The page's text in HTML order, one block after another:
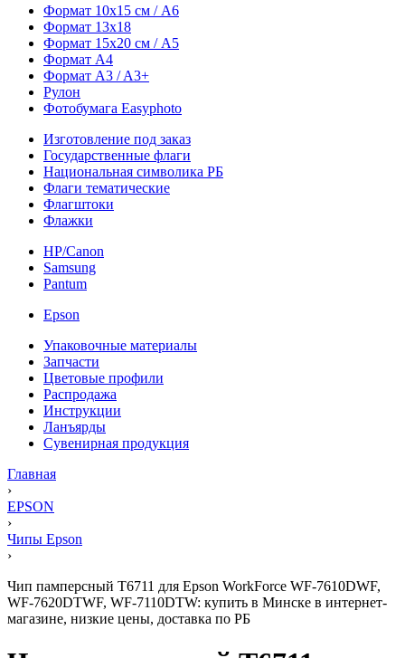
Формат 10х15 см / A6
Формат 13х18
Формат 15х20 см / A5
Формат А4
Формат A3 / A3+
Рулон
Фотобумага Easyphoto
Изготовление под заказ
Государственные флаги
Национальная символика РБ
Флаги тематические
Флагштоки
Флажки
HP/Canon
Samsung
Pantum
Epson
Упаковочные материалы
Запчасти
Цветовые профили
Распродажа
Инструкции
Ланъярды
Сувенирная продукция
Главная
›
EPSON
›
Чипы Epson
›
Чип памперсный T6711 для Epson WorkForce WF-7610DWF,
WF-7620DTWF, WF-7110DTW: купить в Минске в интернет-
магазине, низкие цены, доставка по РБ